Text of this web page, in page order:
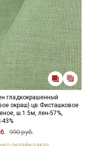
гладкокрашенный
окраш) цв.Фисташковое
ш.1.5м, лен-57%,
43%
990 руб.